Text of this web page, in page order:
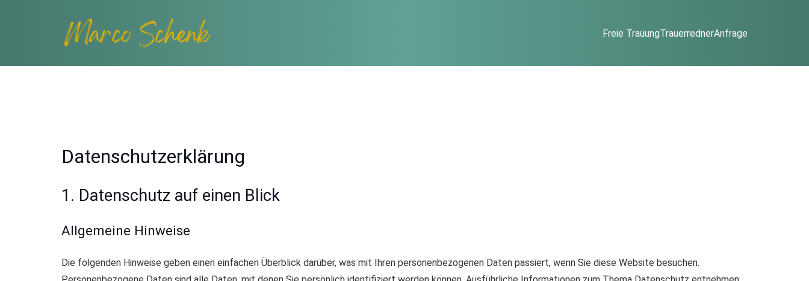
Freie TrauungTrauerrednerAnfrage
Datenschutz­erklärung
1. Datenschutz auf einen Blick
Allgemeine Hinweise
Die folgenden Hinweise geben einen einfachen Überblick darüber, was mit Ihren personenbezogenen Daten passiert, wenn Sie diese Website besuchen.